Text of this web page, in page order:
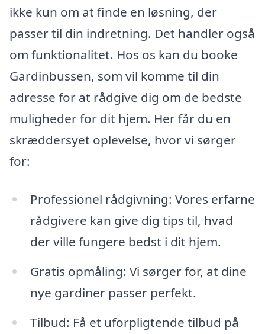
ikke kun om at finde en løsning, der
passer til din indretning. Det handler også
om funktionalitet. Hos os kan du booke
Gardinbussen, som vil komme til din
adresse for at rådgive dig om de bedste
muligheder for dit hjem. Her får du en
skræddersyet oplevelse, hvor vi sørger
for:
Professionel rådgivning: Vores erfarne
rådgivere kan give dig tips til, hvad
der ville fungere bedst i dit hjem.
Gratis opmåling: Vi sørger for, at dine
nye gardiner passer perfekt.
Tilbud: Få et uforpligtende tilbud på